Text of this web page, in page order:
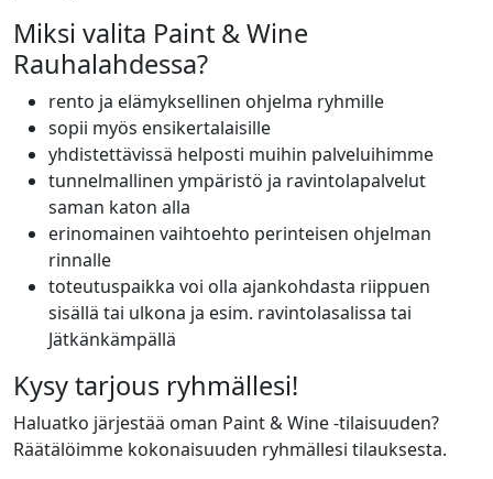
Miksi valita Paint & Wine
Rauhalahdessa?
rento ja elämyksellinen ohjelma ryhmille
sopii myös ensikertalaisille
yhdistettävissä helposti muihin palveluihimme
tunnelmallinen ympäristö ja ravintolapalvelut
saman katon alla
erinomainen vaihtoehto perinteisen ohjelman
rinnalle
toteutuspaikka voi olla ajankohdasta riippuen
sisällä tai ulkona ja esim. ravintolasalissa tai
Jätkänkämpällä
Kysy tarjous ryhmällesi!
Haluatko järjestää oman Paint & Wine -tilaisuuden?
Räätälöimme kokonaisuuden ryhmällesi tilauksesta.